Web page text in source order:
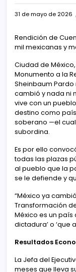
31 de mayo de 2026
Rendición de
mil mexicanas y
Ciudad de
Monumento a la
Sheinbaum
cambió y nada ni
vive con un
destino como
soberano —el
subordina.
Es por ello
todas las plazas
al pueblo que la
se le defiende y
“México ya
Transformación
México es un país
dictadura’ o ‘que
Resultados
La Jefa del
meses que lleva